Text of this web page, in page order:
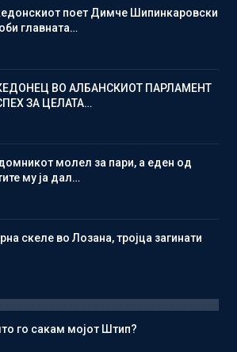
поет Димче Шипинкаровски
главната…
ВО АЛБАНСКИОТ ПАРЛАМЕНТ
ЗА ЦЕЛАТА…
молел за пари, а еден од
му ја дал…
скеле во Лозана, тројца загинати
го сакам мојот Штип?